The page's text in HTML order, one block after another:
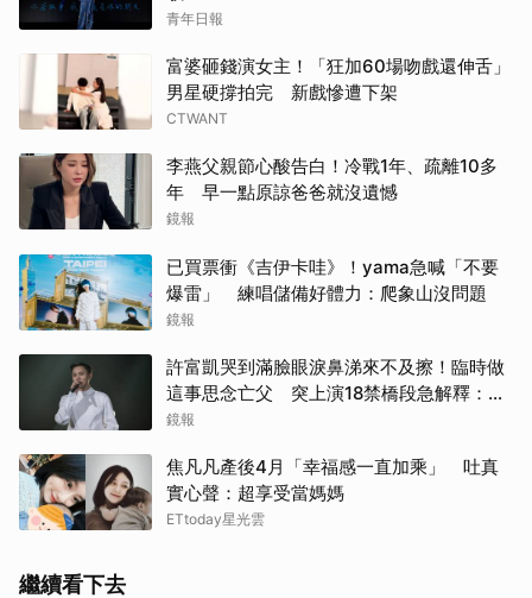
青年日報
富婆砸錢演女主！「狂加60場吻戲還伸舌」
男星硬撐拍完 新戲慘遭下架
CTWANT
李燕父親節心酸告白！冷戰1年、疏離10多
年 早一點原諒爸爸就沒遺憾
鏡報
已買票衝《吉伊卡哇》！yama急喊「不要
爆雷」 練唱儲備好體力：爬象山沒問題
鏡報
許富凱哭到滿臉眼淚鼻涕來不及擦！臨時做
這事思念亡父 突上演18禁橋段急解釋：這
是放煙火
鏡報
焦凡凡產後4月「幸福感一直加乘」 吐真
實心聲：超享受當媽媽
ETtoday星光雲
繼續看下去